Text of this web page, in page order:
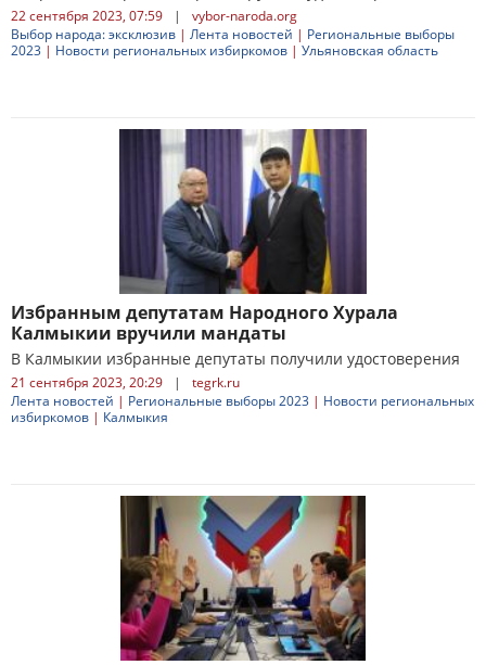
22 сентября 2023, 07:59 |
vybor-naroda.org
Выбор народа: эксклюзив | Лента новостей | Региональные выборы
2023 | Новости региональных избиркомов | Ульяновская область
Избранным депутатам Народного Хурала
Калмыкии вручили мандаты
В Калмыкии избранные депутаты получили удостоверения
21 сентября 2023, 20:29 |
tegrk.ru
Лента новостей | Региональные выборы 2023 | Новости региональных
избиркомов | Калмыкия